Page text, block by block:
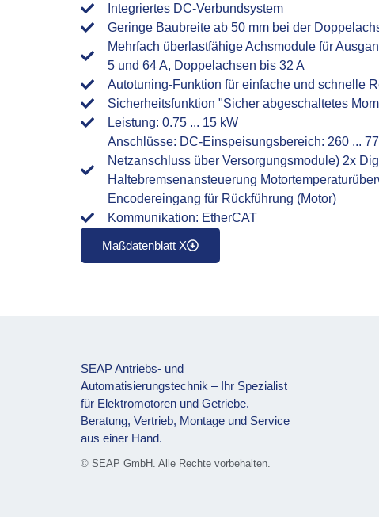
Integriertes DC-Verbundsystem
Geringe Baubreite ab 50 mm bei der
Mehrfach überlastfähige Achsmodule für
5 und 64 A, Doppelachsen bis 32 A
Autotuning-Funktion für einfache und schnelle
Sicherheitsfunktion "Sicher abgeschaltetes
Leistung: 0.75 ... 15 kW
Anschlüsse: DC-Einspeisungsbereich: 260 ...
Netzanschluss über Versorgungsmodule) 2x
Haltebremsenansteuerung
Encodereingang für Rückführung (Motor)
Kommunikation: EtherCAT
Maßdatenblatt X
SEAP Antriebs- und
Automatisierungstechnik – Ihr Spezialist
für Elektromotoren und Getriebe.
Beratung, Vertrieb, Montage und Service
aus einer Hand.
© SEAP GmbH. Alle Rechte vorbehalten.